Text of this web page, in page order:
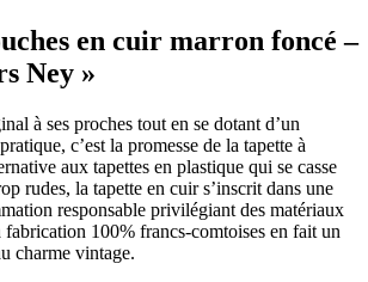
en cuir marron foncé –
Ney »
à ses proches tout en se dotant d’un
c’est la promesse de la tapette à
aux tapettes en plastique qui se casse
rudes, la tapette en cuir s’inscrit dans une
responsable privilégiant des matériaux
fabrication 100% francs-comtoises en fait un
charme vintage.